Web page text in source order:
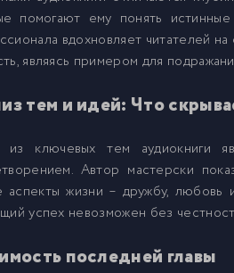
помогают ему понять
вдохновляет читателей
являясь примером для
тем и идей: Что
из ключевых тем аудиокниги
Автор мастерски
аспекты жизни – дружбу, любовь
успех невозможен без
последней главы